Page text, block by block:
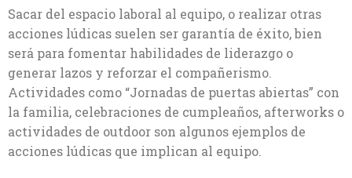
Sacar del espacio laboral al equipo, o realizar otras
acciones lúdicas suelen ser garantía de éxito, bien
será para fomentar habilidades de liderazgo o
generar lazos y reforzar el compañerismo.
Actividades como “Jornadas de puertas abiertas” con
la familia, celebraciones de cumpleaños, afterworks o
actividades de outdoor son algunos ejemplos de
acciones lúdicas que implican al equipo.